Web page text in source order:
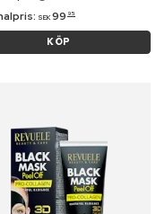
SEK 99 95
KÖP